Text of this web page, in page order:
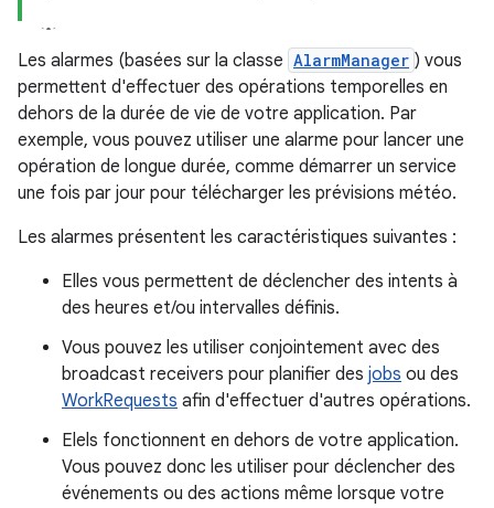
Les alarmes (basées sur la classe AlarmManager ) vous
permettent d'effectuer des opérations temporelles en
dehors de la durée de vie de votre application. Par
exemple, vous pouvez utiliser une alarme pour lancer une
opération de longue durée, comme démarrer un service
une fois par jour pour télécharger les prévisions météo.
Les alarmes présentent les caractéristiques suivantes :
Elles vous permettent de déclencher des intents à
des heures et/ou intervalles définis.
Vous pouvez les utiliser conjointement avec des
broadcast receivers pour planifier des jobs ou des
WorkRequests afin d'effectuer d'autres opérations.
Elels fonctionnent en dehors de votre application.
Vous pouvez donc les utiliser pour déclencher des
événements ou des actions même lorsque votre